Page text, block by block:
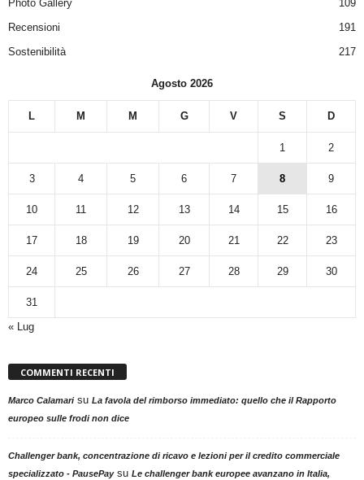
Photo Gallery
109
Recensioni
191
Sostenibilità
217
Agosto 2026
L M M G V S D
1 2
3 4 5 6 7 8 9
10 11 12 13 14 15 16
17 18 19 20 21 22 23
24 25 26 27 28 29 30
31
« Lug
COMMENTI RECENTI
Marco Calamarisu La favola del rimborso immediato: quello che il Rapporto
europeo sulle frodi non dice
Challenger bank, concentrazione di ricavo e lezioni per il credito commerciale
specializzato - PausePaysu Le challenger bank europee avanzano in Italia,